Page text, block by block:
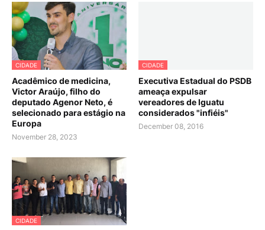
CIDADE
Acadêmico de medicina,
Victor Araújo, filho do
deputado Agenor Neto, é
selecionado para estágio na
Europa
November 28, 2023
CIDADE
Executiva Estadual do PSDB
ameaça expulsar
vereadores de Iguatu
considerados "infiéis"
December 08, 2016
CIDADE